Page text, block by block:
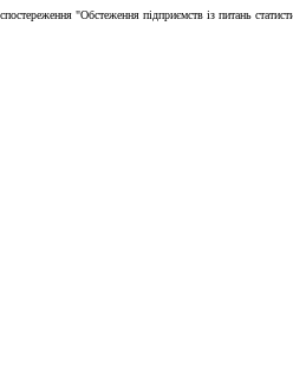
"Обстеження підприємств із питань